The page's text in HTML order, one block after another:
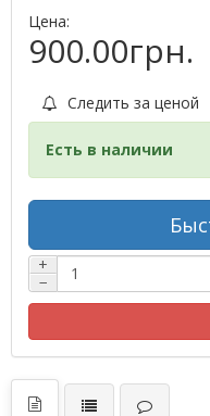
Цена:
900.00грн.
Следить за ценой
Есть в наличии
+
−